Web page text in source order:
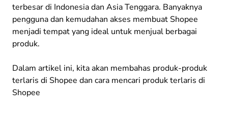
terbesar di Indonesia dan Asia Tenggara. Banyaknya
pengguna dan kemudahan akses membuat Shopee
menjadi tempat yang ideal untuk menjual berbagai
produk.
Dalam artikel ini, kita akan membahas produk-produk
terlaris di Shopee dan cara mencari produk terlaris di
Shopee